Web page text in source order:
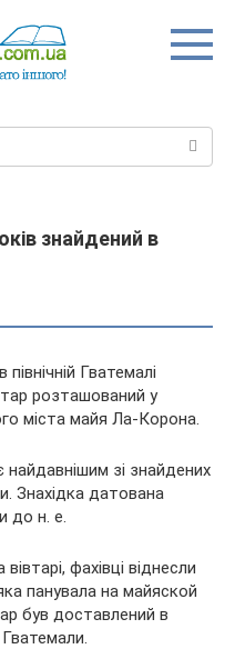
знайдений в
Гватемалі
розташований у
міста майя Ла-Корона.
найдавнішим зі знайдених
Знахідка датована
до н. е.
фахівці віднесли
панувала на майяской
був доставлений в
Гватемали.